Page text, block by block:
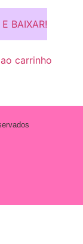
BAIXAR!
carrinho